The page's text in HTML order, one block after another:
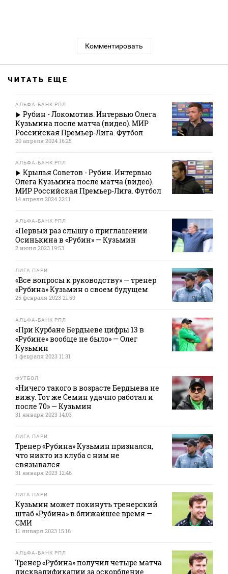
Комментировать
ЧИТАТЬ ЕЩЕ
АЛЬФА-БАНК РПЛ
Рубин - Локомотив. Интервью Олега
Кузьмина после матча (видео). МИР
Российская Премьер-Лига. Футбол
20 апреля 2024 16:25
АЛЬФА-БАНК РПЛ
Крылья Советов - Рубин. Интервью
Олега Кузьмина после матча (видео).
МИР Российская Премьер-Лига. Футбол
14 апреля 2024 22:11
АЛЬФА-БАНК РПЛ
«Первый раз слышу о приглашении
Осинькина в «Рубин» — Кузьмин
2 июня 2023 19:53
ЛИГА ПАРИ
«Все вопросы к руководству» — тренер
«Рубина» Кузьмин о своем будущем
25 февраля 2023 21:59
АЛЬФА-БАНК РПЛ
«При Курбане Бердыеве цифры 13 в
«Рубине» вообще не было» — Олег
Кузьмин
1 февраля 2023 11:31
ФУТБОЛ
«Ничего такого в возрасте Бердыева не
вижу. Тот же Семин удачно работал и
после 70» — Кузьмин
31 января 2023 14:03
ЛИГА ПАРИ
Тренер «Рубина» Кузьмин признался,
что никто из клуба с ним не
связывался
31 января 2023 12:46
ЛИГА ПАРИ
Кузьмин может покинуть тренерский
штаб «Рубина» в ближайшее время —
СМИ
11 января 2023 15:16
АЛЬФА-БАНК РПЛ
Тренер «Рубина» получил четыре матча
дисквалификации за оскорбление